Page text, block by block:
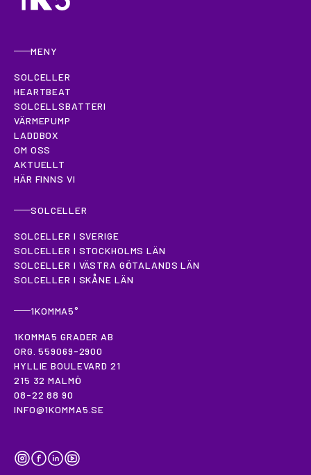
MENY
SOLCELLER
HEARTBEAT
SOLCELLSBATTERI
VÄRMEPUMP
LADDBOX
OM OSS
AKTUELLT
HÄR FINNS VI
SOLCELLER
SOLCELLER I SVERIGE
SOLCELLER I STOCKHOLMS LÄN
SOLCELLER I VÄSTRA GÖTALANDS LÄN
SOLCELLER I SKÅNE LÄN
1KOMMA5°
1KOMMA5 GRADER AB
ORG. 559069-2900
HYLLIE BOULEVARD 21
215 32 MALMÖ
08-22 88 90
INFO@1KOMMA5.SE
INSTAGRAM
FACEBOOK
LINKEDINYOUTUBE